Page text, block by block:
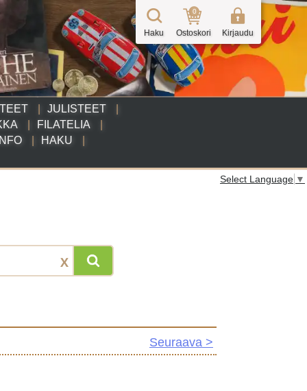
JULISTEET
FILATELIA
INFO
HAKU
Haku
0
Ostoskori Kirjaudu
Select Language ▼
X
Seuraava >